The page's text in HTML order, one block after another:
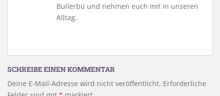
Bullerbü und nehmen euch mit in unseren
Alltag.
SCHREIBE EINEN KOMMENTAR
Deine E-Mail-Adresse wird nicht veröffentlicht. Erforderliche